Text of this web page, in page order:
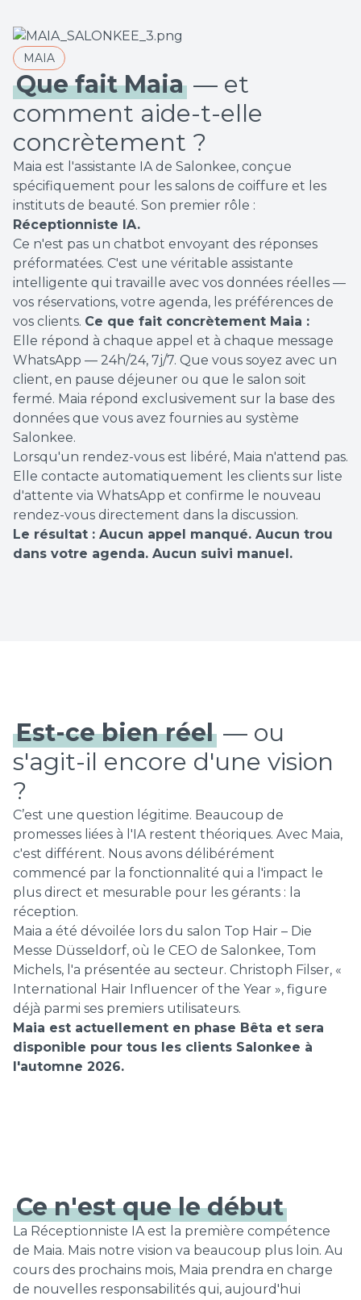
MAIA
Que fait Maia — et
comment aide-t-elle
concrètement ?
Maia est l'assistante IA de Salonkee, conçue
spécifiquement pour les salons de coiffure et les
instituts de beauté. Son premier rôle :
Réceptionniste IA.
Ce n'est pas un chatbot envoyant des réponses
préformatées. C'est une véritable assistante
intelligente qui travaille avec vos données réelles —
vos réservations, votre agenda, les préférences de
vos clients. Ce que fait concrètement Maia :
Elle répond à chaque appel et à chaque message
WhatsApp — 24h/24, 7j/7. Que vous soyez avec un
client, en pause déjeuner ou que le salon soit
fermé. Maia répond exclusivement sur la base des
données que vous avez fournies au système
Salonkee.
Lorsqu'un rendez-vous est libéré, Maia n'attend pas.
Elle contacte automatiquement les clients sur liste
d'attente via WhatsApp et confirme le nouveau
rendez-vous directement dans la discussion.
Le résultat : Aucun appel manqué. Aucun trou
dans votre agenda. Aucun suivi manuel.
Est-ce bien réel — ou
s'agit-il encore d'une vision
?
C’est une question légitime. Beaucoup de
promesses liées à l'IA restent théoriques. Avec Maia,
c'est différent. Nous avons délibérément
commencé par la fonctionnalité qui a l'impact le
plus direct et mesurable pour les gérants : la
réception.
Maia a été dévoilée lors du salon Top Hair – Die
Messe Düsseldorf, où le CEO de Salonkee, Tom
Michels, l'a présentée au secteur. Christoph Filser, «
International Hair Influencer of the Year », figure
déjà parmi ses premiers utilisateurs.
Maia est actuellement en phase Bêta et sera
disponible pour tous les clients Salonkee à
l'automne 2026.
Ce n'est que le début
La Réceptionniste IA est la première compétence
de Maia. Mais notre vision va beaucoup plus loin. Au
cours des prochains mois, Maia prendra en charge
de nouvelles responsabilités qui, aujourd'hui